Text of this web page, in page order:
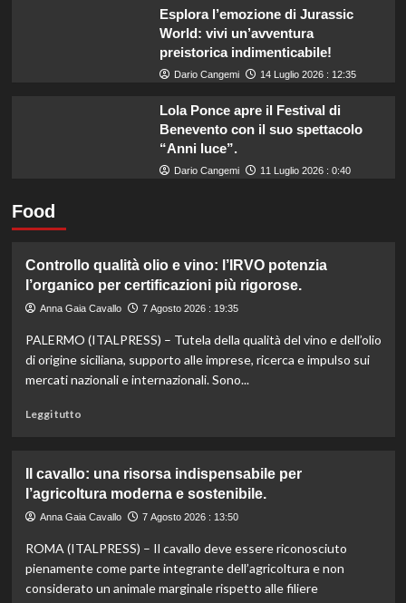
Esplora l’emozione di Jurassic
World: vivi un’avventura
preistorica indimenticabile!
Dario Cangemi 14 Luglio 2026 : 12:35
Lola Ponce apre il Festival di
Benevento con il suo spettacolo
“Anni luce”.
Dario Cangemi 11 Luglio 2026 : 0:40
Food
Controllo qualità olio e vino: l’IRVO potenzia
l’organico per certificazioni più rigorose.
Anna Gaia Cavallo 7 Agosto 2026 : 19:35
PALERMO (ITALPRESS) – Tutela della qualità del vino e dell’olio
di origine siciliana, supporto alle imprese, ricerca e impulso sui
mercati nazionali e internazionali. Sono...
Leggi tuttoLeggi
Controllo
qualità
olio
vino:
l’IRVO
potenzia
Il cavallo: una risorsa indispensabile per
l’agricoltura moderna e sostenibile.
Anna Gaia Cavallo 7 Agosto 2026 : 13:50
ROMA (ITALPRESS) – Il cavallo deve essere riconosciuto
pienamente come parte integrante dell’agricoltura e non
considerato un animale marginale rispetto alle filiere